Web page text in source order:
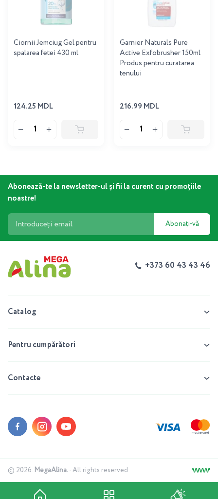
Ciornii Jemciug Gel pentru
spalarea fetei 430 ml
124.25 MDL
Garnier Naturals Pure
Active Exfobrusher 150ml
Produs pentru curatarea
tenului
216.99 MDL
Abonează-te la newsletter-ul și fii la curent cu promoțiile
noastre!
Abonați-vă
+373 60 43 43 46
Catalog
Pentru cumpărători
Contacte
© 2026. MegaAlina.- All rights reserved